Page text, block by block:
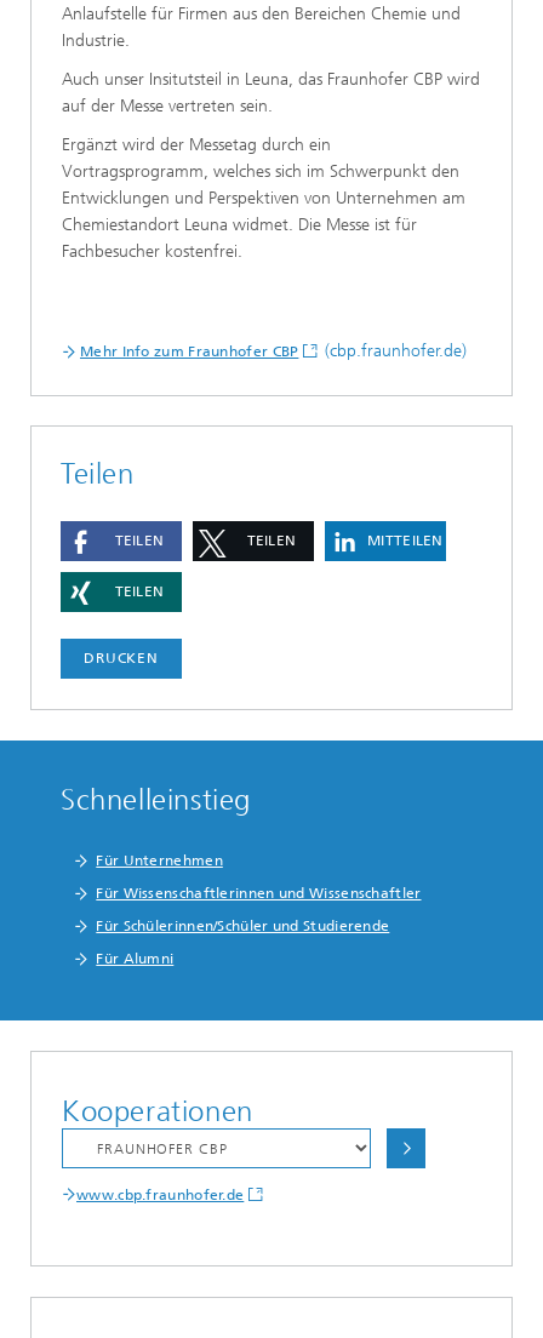
Anlaufstelle für Firmen aus den Bereichen Chemie und
Industrie.
Auch unser Insitutsteil in Leuna, das Fraunhofer CBP wird
auf der Messe vertreten sein.
Ergänzt wird der Messetag durch ein
Vortragsprogramm, welches sich im Schwerpunkt den
Entwicklungen und Perspektiven von Unternehmen am
Chemiestandort Leuna widmet. Die Messe ist für
Fachbesucher kostenfrei.
Mehr Info zum Fraunhofer CBP (cbp.fraunhofer.de)
Teilen
TEILEN TEILEN MITTEILEN
TEILEN
DRUCKEN
Schnelleinstieg
Für Unternehmen
Für Wissenschaftlerinnen und Wissenschaftler
Für Schülerinnen/Schüler und Studierende
Für Alumni
Kooperationen
www.cbp.fraunhofer.de